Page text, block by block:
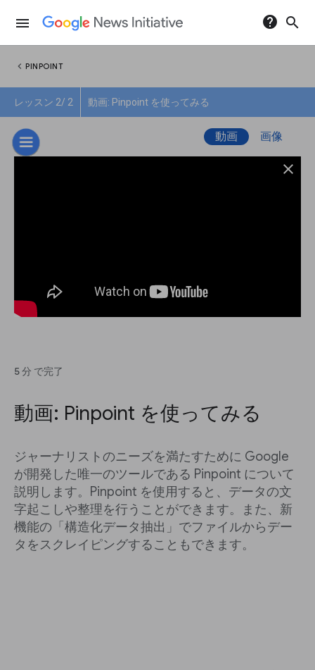
menu help search
chevron_left PINPOINT
レッスン 2/ 2 動画: Pinpoint を使ってみる
動画 画像
close
5 分 で完了
動画: Pinpoint を使ってみる
ジャーナリストのニーズを満たすために Google
が開発した唯一のツールである Pinpoint について
説明します。Pinpoint を使用すると、データの文
字起こしや整理を行うことができます。また、新
機能の「構造化データ抽出」でファイルからデー
タをスクレイピングすることもできます。